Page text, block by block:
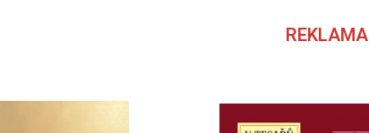
REKLAMA